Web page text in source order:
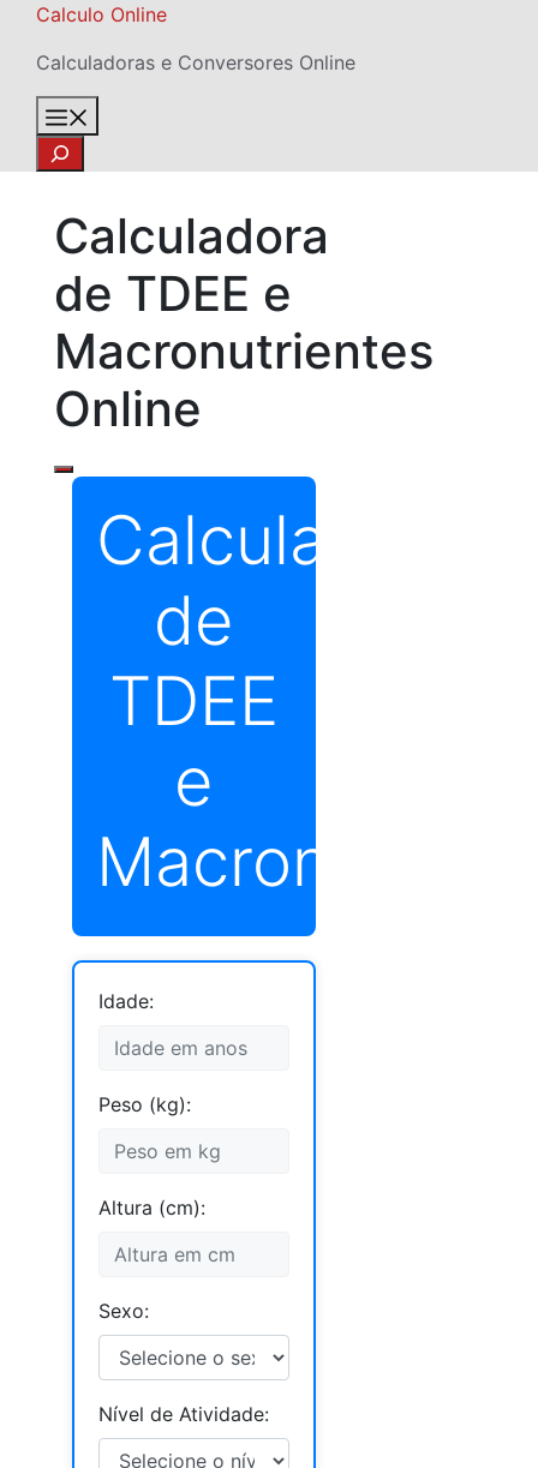
Skip
content
Calculo Online
Calculadoras e Conversores Online
Search
Calculadora
de TDEE e
Macronutrientes
Online
Calculadora
de
TDEE
e
Idade:
Peso (kg):
Altura (cm):
Sexo:
Nível de Atividade: